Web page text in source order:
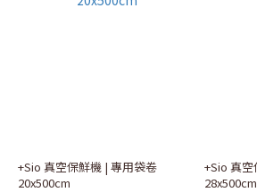
+Sio 真空保鮮機 | 專用袋卷
20x500cm
+Sio 真
28x500cm